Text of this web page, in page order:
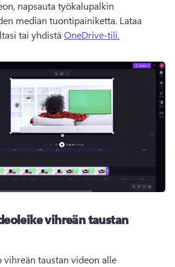
napsauta työkalupalkin
median tuontipainiketta. Lataa
tai yhdistä OneDrive-tili.
vihreän taustan
vihreän taustan videon alle